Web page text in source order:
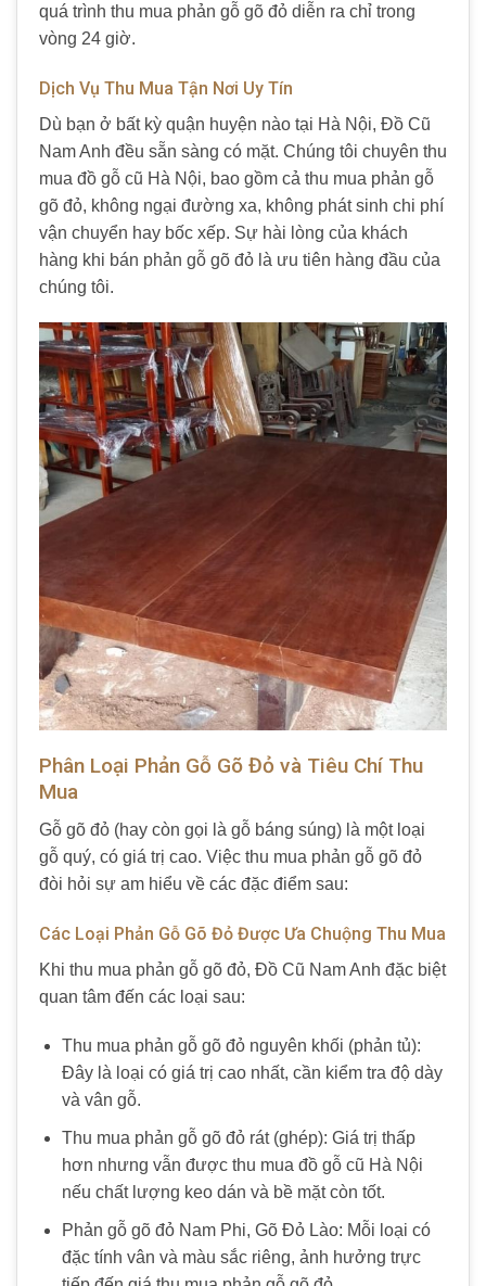
quá trình thu mua phản gỗ gõ đỏ diễn ra chỉ trong
vòng 24 giờ.
Dịch Vụ Thu Mua Tận Nơi Uy Tín
Dù bạn ở bất kỳ quận huyện nào tại Hà Nội, Đồ Cũ
Nam Anh đều sẵn sàng có mặt. Chúng tôi chuyên thu
mua đồ gỗ cũ Hà Nội, bao gồm cả thu mua phản gỗ
gõ đỏ, không ngại đường xa, không phát sinh chi phí
vận chuyển hay bốc xếp. Sự hài lòng của khách
hàng khi bán phản gỗ gõ đỏ là ưu tiên hàng đầu của
chúng tôi.
Phân Loại Phản Gỗ Gõ Đỏ và Tiêu Chí Thu
Mua
Gỗ gõ đỏ (hay còn gọi là gỗ báng súng) là một loại
gỗ quý, có giá trị cao. Việc thu mua phản gỗ gõ đỏ
đòi hỏi sự am hiểu về các đặc điểm sau:
Các Loại Phản Gỗ Gõ Đỏ Được Ưa Chuộng Thu Mua
Khi thu mua phản gỗ gõ đỏ, Đồ Cũ Nam Anh đặc biệt
quan tâm đến các loại sau:
Thu mua phản gỗ gõ đỏ nguyên khối (phản tủ):
Đây là loại có giá trị cao nhất, cần kiểm tra độ dày
và vân gỗ.
Thu mua phản gỗ gõ đỏ rát (ghép): Giá trị thấp
hơn nhưng vẫn được thu mua đồ gỗ cũ Hà Nội
nếu chất lượng keo dán và bề mặt còn tốt.
Phản gỗ gõ đỏ Nam Phi, Gõ Đỏ Lào: Mỗi loại có
đặc tính vân và màu sắc riêng, ảnh hưởng trực